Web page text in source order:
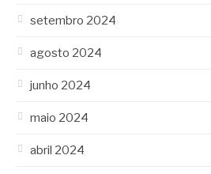
setembro 2024
agosto 2024
junho 2024
maio 2024
abril 2024